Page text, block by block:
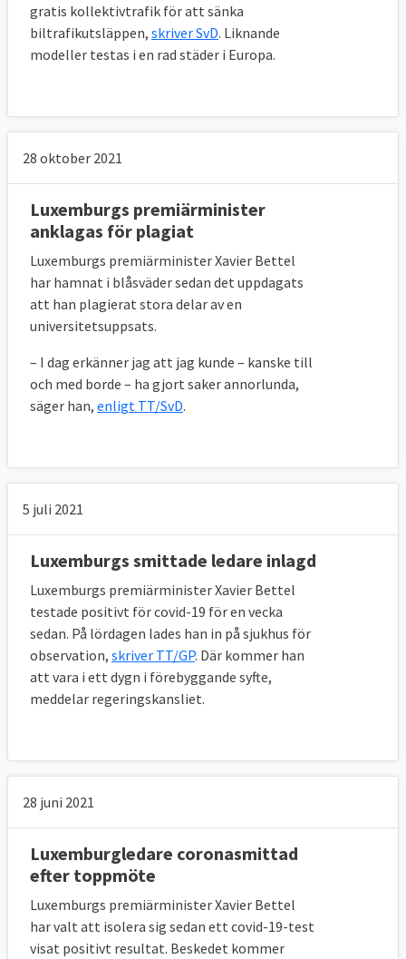
gratis kollektivtrafik för att sänka
biltrafikutsläppen, skriver SvD. Liknande
modeller testas i en rad städer i Europa.
28 oktober 2021
Luxemburgs premiärminister
anklagas för plagiat
Luxemburgs premiärminister Xavier Bettel
har hamnat i blåsväder sedan det uppdagats
att han plagierat stora delar av en
universitetsuppsats.
– I dag erkänner jag att jag kunde – kanske till
och med borde – ha gjort saker annorlunda,
säger han, enligt TT/SvD.
5 juli 2021
Luxemburgs smittade ledare inlagd
Luxemburgs premiärminister Xavier Bettel
testade positivt för covid-19 för en vecka
sedan. På lördagen lades han in på sjukhus för
observation, skriver TT/GP. Där kommer han
att vara i ett dygn i förebyggande syfte,
meddelar regeringskansliet.
28 juni 2021
Luxemburgledare coronasmittad
efter toppmöte
Luxemburgs premiärminister Xavier Bettel
har valt att isolera sig sedan ett covid-19-test
visat positivt resultat. Beskedet kommer